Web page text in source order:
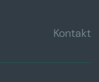
Kontakt